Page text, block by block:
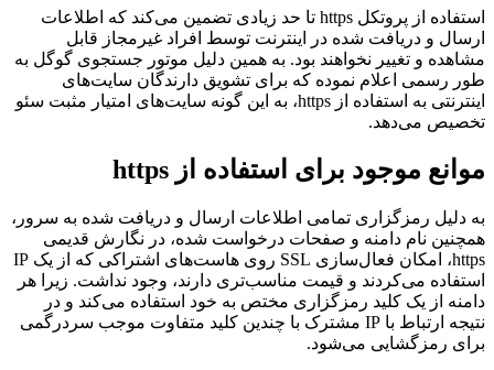
استفاده از پروتکل https تا حد زیادی تضمین می‌کند که اطلاعات
ارسال و دریافت شده در اینترنت توسط افراد غیرمجاز قابل
مشاهده و تغییر نخواهند بود. به همین دلیل موتور جستجوی گوگل به
طور رسمی اعلام نموده که برای تشویق دارندگان سایت‌های
اینترنتی به استفاده از https، به این گونه سایت‌های امتیار مثبت سئو
تخصیص می‌دهد.
موانع موجود برای استفاده از https
به دلیل رمزگزاری تمامی اطلاعات ارسال و دریافت شده به سرور،
همچنین نام دامنه و صفحات درخواست شده، در نگارش قدیمی
https، امکان فعال‌سازی SSL روی هاست‌های اشتراکی که از یک IP
استفاده می‌کردند و قیمت مناسب‌تری دارند، وجود نداشت. زیرا هر
دامنه از یک کلید رمزگزاری مختص به خود استفاده می‌کند و در
نتیجه ارتباط با IP مشترک با چندین کلید متفاوت موجب سردرگمی
برای رمزگشایی می‌شود.